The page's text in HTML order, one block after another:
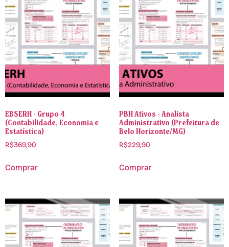
EBSERH - Grupo 4
(Contabilidade, Economia e
Estatística)
R$369,90
Comprar
PBH Ativos - Analista
Administrativo (Prefeitura de
Belo Horizonte/MG)
R$229,90
Comprar